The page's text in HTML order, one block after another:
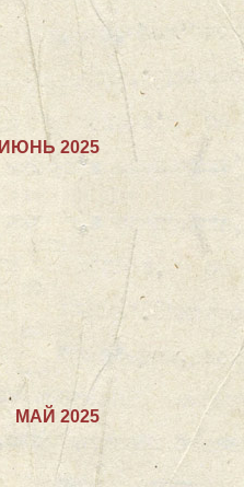
ИЮНЬ 2025
МАЙ 2025